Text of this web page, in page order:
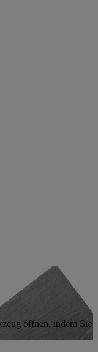
öffnen, indem Sie